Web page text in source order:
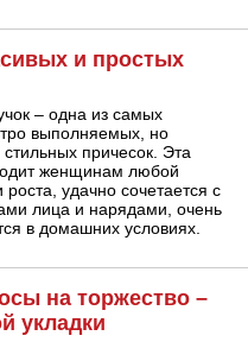
и простых
– одна из самых
выполняемых, но
причесок. Эта
женщинам любой
роста, удачно сочетается с
лица и нарядами, очень
в домашних условиях.
на торжество –
укладки